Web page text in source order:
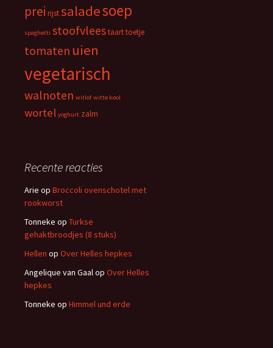
prei rijstsaladesoep
spaghetti stoofvleestaarttoetje
tomaten uien
vegetarisch
walnoten witlof witte kool
wortel yoghurt zalm
Recente reacties
Arie op Broccoli ovenschotel met
rookworst
Tonneke op Turkse
gehaktbroodjes (8 stuks)
Hellen op Over Helles hepkes
Angelique van Gaalop Over Helles
hepkes
Tonneke op Himmel und erde